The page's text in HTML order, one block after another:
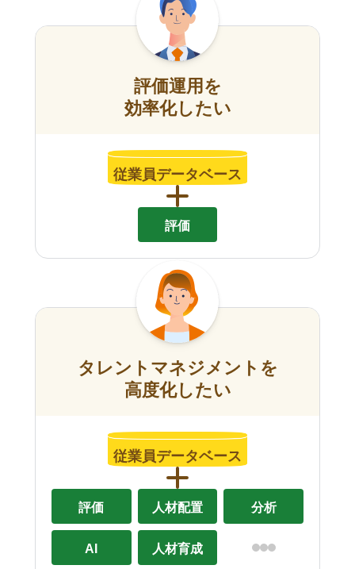
評価運用を
効率化したい
従業員データベース
評価
タレントマネジメントを
高度化したい
従業員データベース
評価 人材配置 分析
AI 人材育成